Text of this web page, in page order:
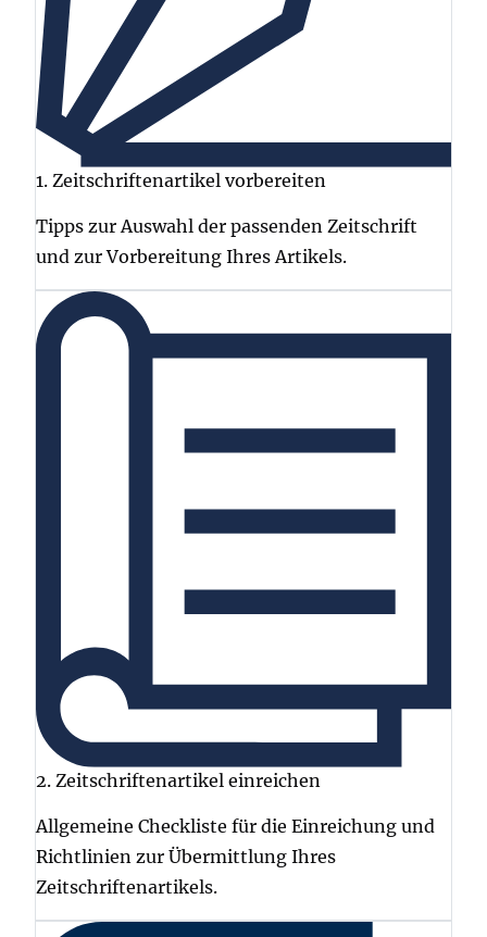
1. Zeitschriftenartikel vorbereiten
Tipps zur Auswahl der passenden Zeitschrift
und zur Vorbereitung Ihres Artikels.
2. Zeitschriftenartikel einreichen
Allgemeine Checkliste für die Einreichung und
Richtlinien zur Übermittlung Ihres
Zeitschriftenartikels.